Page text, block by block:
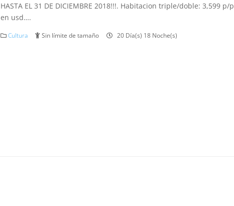
HASTA EL 31 DE DICIEMBRE 2018!!!. Habitacion triple/doble: 3,599 p/p
en usd….
Cultura Sin límite de tamaño 20 Día(s) 18 Noche(s)